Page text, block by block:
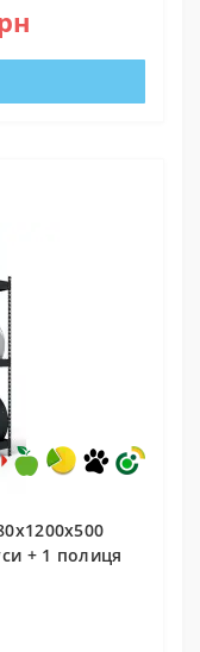
+ 1 полиця